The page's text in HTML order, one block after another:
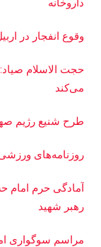
داروخانه
وقوع انفجار در
حجت الاسلام
می‌کند
طرح شنیع رژیم
روزنامه‌های ورزشی
آمادگی حرم امام
رهبر شهید
مراسم سوگواری